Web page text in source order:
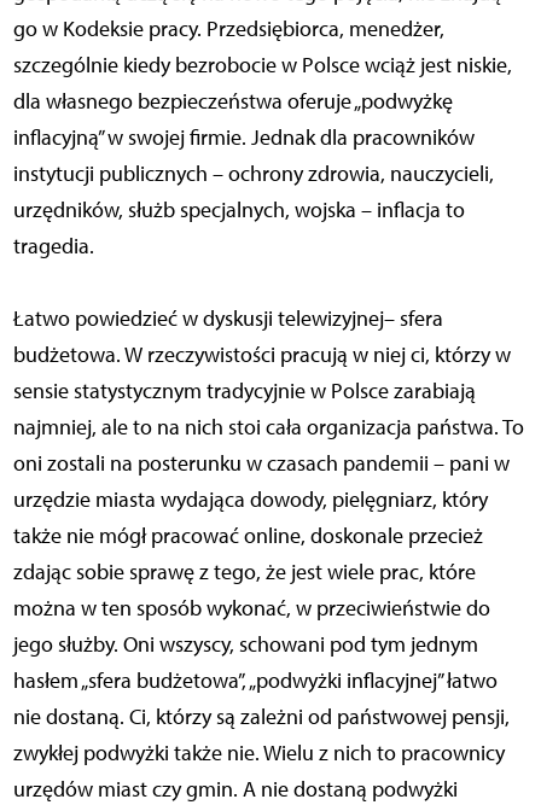
go w Kodeksie pracy. Przedsiębiorca, menedżer,
szczególnie kiedy bezrobocie w Polsce wciąż jest niskie,
dla własnego bezpieczeństwa oferuje „podwyżkę
inflacyjną” w swojej firmie. Jednak dla pracowników
instytucji publicznych – ochrony zdrowia, nauczycieli,
urzędników, służb specjalnych, wojska – inflacja to
tragedia.
Łatwo powiedzieć w dyskusji telewizyjnej– sfera
budżetowa. W rzeczywistości pracują w niej ci, którzy w
sensie statystycznym tradycyjnie w Polsce zarabiają
najmniej, ale to na nich stoi cała organizacja państwa. To
oni zostali na posterunku w czasach pandemii – pani w
urzędzie miasta wydająca dowody, pielęgniarz, który
także nie mógł pracować online, doskonale przecież
zdając sobie sprawę z tego, że jest wiele prac, które
można w ten sposób wykonać, w przeciwieństwie do
jego służby. Oni wszyscy, schowani pod tym jednym
hasłem „sfera budżetowa”, „podwyżki inflacyjnej” łatwo
nie dostaną. Ci, którzy są zależni od państwowej pensji,
zwykłej podwyżki także nie. Wielu z nich to pracownicy
urzędów miast czy gmin. A nie dostaną podwyżki